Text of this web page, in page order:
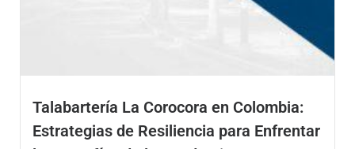
Talabartería La Corocora en Colombia:
Estrategias de Resiliencia para Enfrentar